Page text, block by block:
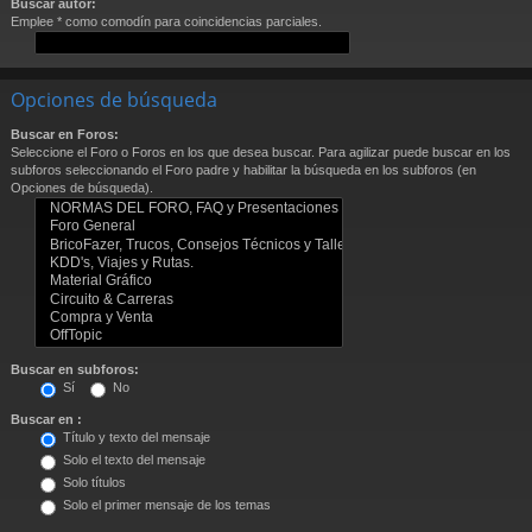
Buscar autor:
Emplee * como comodín para coincidencias parciales.
Opciones de búsqueda
Buscar en Foros:
Seleccione el Foro o Foros en los que desea buscar. Para agilizar puede buscar en los
subforos seleccionando el Foro padre y habilitar la búsqueda en los subforos (en
Opciones de búsqueda).
Buscar en subforos:
Sí
No
Buscar en :
Título y texto del mensaje
Solo el texto del mensaje
Solo títulos
Solo el primer mensaje de los temas